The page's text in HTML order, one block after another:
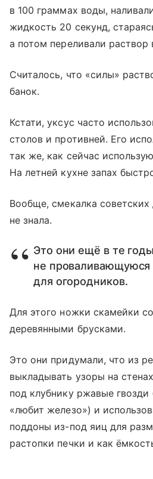
в 100 граммах воды,
жидкость 20 секунд,
а потом переливали раствор
Считалось, что «силы»
банок.
Кстати, уксус часто
столов и противней. Его
так же, как сейчас
На летней кухне запах
Вообще, смекалка советских
не знала.
Это они ещё в те
не
для огородников.
Для этого ножки скамейки
деревянными брусками.
Это они придумали, что из
выкладывать узоры на
под клубнику ржавые гвозди
«любит железо») и
поддоны из-под яиц для
растопки печки и как